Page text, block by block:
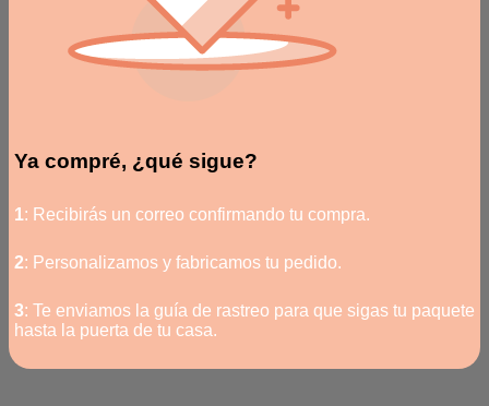
Ya compré, ¿qué sigue?
1: Recibirás un correo confirmando tu compra.
2: Personalizamos y fabricamos tu pedido.
3: Te enviamos la guía de rastreo para que sigas tu paquete
hasta la puerta de tu casa.